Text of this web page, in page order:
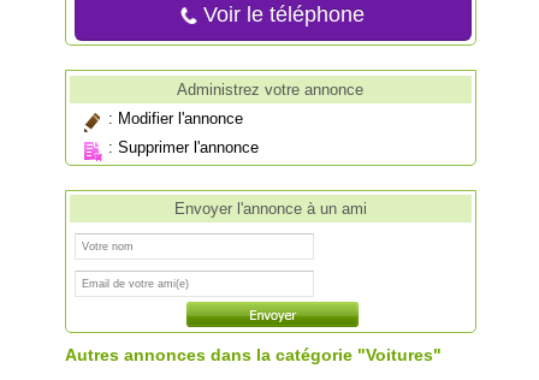
Voir le téléphone
Administrez votre annonce
: Modifier l'annonce
:Supprimer l'annonce
Envoyer l'annonce à un ami
Autres annonces dans la catégorie "Voitures"